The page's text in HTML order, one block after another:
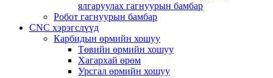
ялгаруулах гагнуурын бамбар
Робот гагнуурын бамбар
CNC хэрэгслүүд
Карбидын өрмийн хошуу
Төвийн өрмийн хошуу
Хагархай өрөм
Урсгал өрмийн хошуу